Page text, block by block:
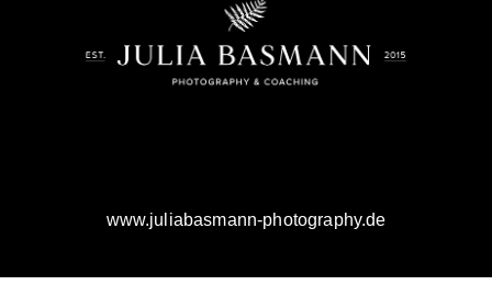
www.juliabasmann-photography.de